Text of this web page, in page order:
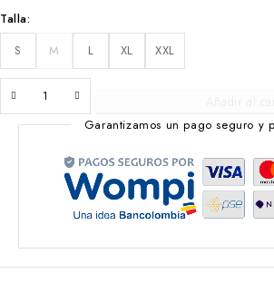
Talla
S
M L XL XXL
Añadir al
Garantizamos un pago seguro y